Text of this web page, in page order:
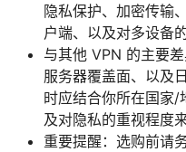
隐私保护、加密传输
户端、以及对多设备的
与其他 VPN 的主要
服务器覆盖面、以及
时应结合你所在国家/
及对隐私的重视程度来
重要提醒：选购前请